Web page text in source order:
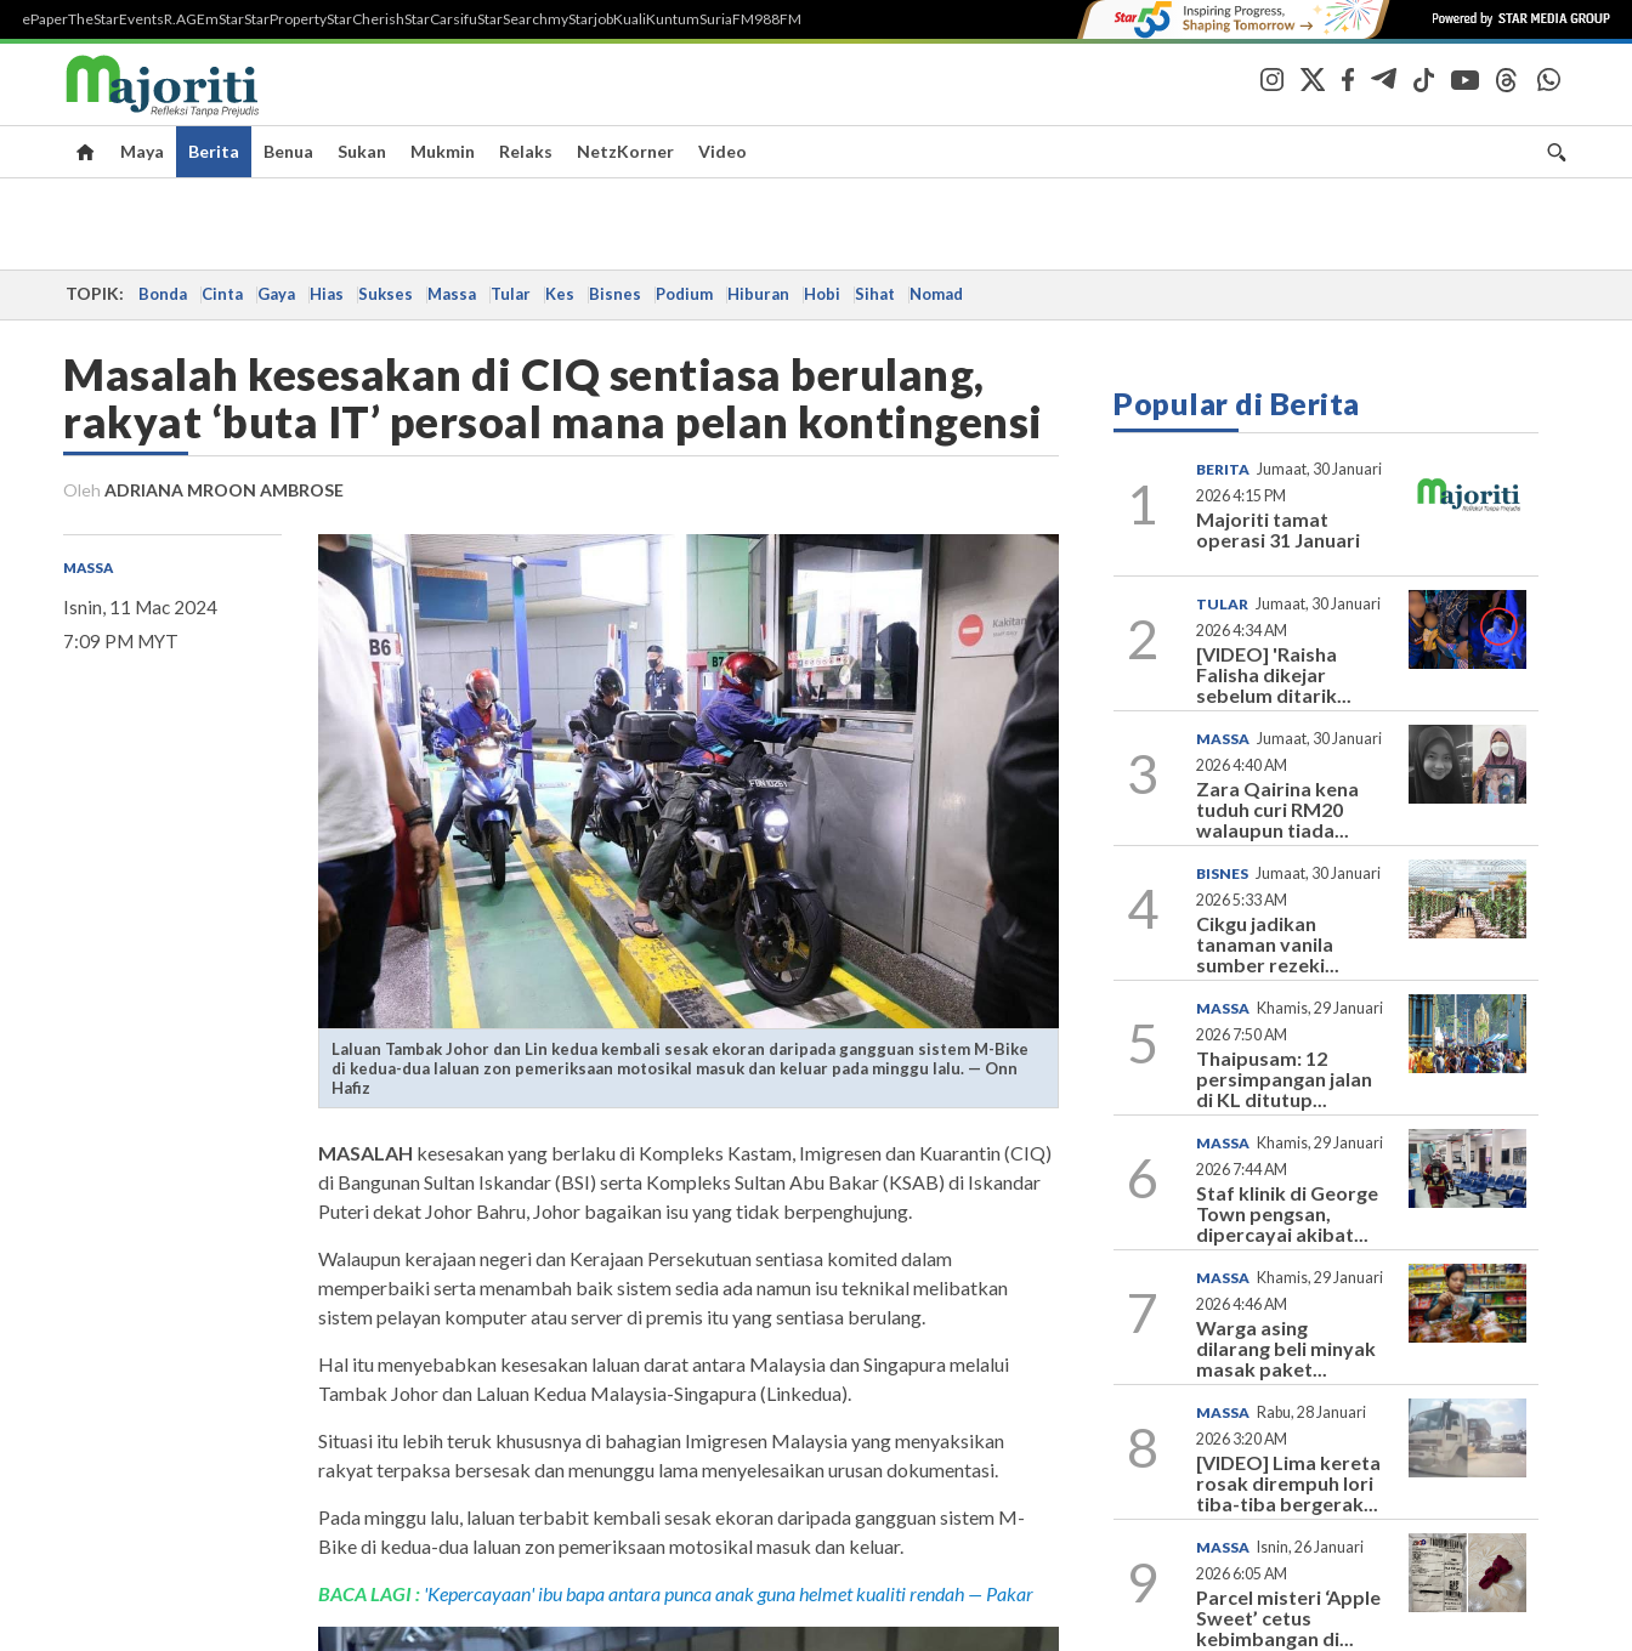
ePaperTheStarEventsR.AGEmStarStarPropertyStarCherishStarCarsifuStarSearchmyStarjobKualiKuntumSuriaFM988FM
Maya Berita Benua Sukan Mukmin Relaks NetzKorner Video
TOPIK: Bonda Cinta Gaya Hias Sukses Massa Tular Kes Bisnes Podium Hiburan Hobi Sihat Nomad
Masalah kesesakan di CIQ sentiasa berulang,
rakyat ‘buta IT’ persoal mana pelan kontingensi
Oleh ADRIANA MROON AMBROSE
MASSA
Isnin, 11 Mac 2024
7:09 PM MYT
Laluan Tambak Johor dan Lin kedua kembali sesak ekoran daripada gangguan sistem M-Bike
di kedua-dua laluan zon pemeriksaan motosikal masuk dan keluar pada minggu lalu. — Onn
Hafiz
MASALAH kesesakan yang berlaku di Kompleks Kastam, Imigresen dan Kuarantin (CIQ)
di Bangunan Sultan Iskandar (BSI) serta Kompleks Sultan Abu Bakar (KSAB) di Iskandar
Puteri dekat Johor Bahru, Johor bagaikan isu yang tidak berpenghujung.
Walaupun kerajaan negeri dan Kerajaan Persekutuan sentiasa komited dalam
memperbaiki serta menambah baik sistem sedia ada namun isu teknikal melibatkan
sistem pelayan komputer atau server di premis itu yang sentiasa berulang.
Hal itu menyebabkan kesesakan laluan darat antara Malaysia dan Singapura melalui
Tambak Johor dan Laluan Kedua Malaysia-Singapura (Linkedua).
Situasi itu lebih teruk khususnya di bahagian Imigresen Malaysia yang menyaksikan
rakyat terpaksa bersesak dan menunggu lama menyelesaikan urusan dokumentasi.
Pada minggu lalu, laluan terbabit kembali sesak ekoran daripada gangguan sistem M-
Bike di kedua-dua laluan zon pemeriksaan motosikal masuk dan keluar.
BACA LAGI : 'Kepercayaan' ibu bapa antara punca anak guna helmet kualiti rendah — Pakar
Popular di Berita
1
BERITA Jumaat, 30 Januari
2026 4:15 PM
Majoriti tamat
operasi 31 Januari
2
TULAR Jumaat, 30 Januari
2026 4:34 AM
[VIDEO] 'Raisha
Falisha dikejar
sebelum ditarik...
3
MASSA Jumaat, 30 Januari
2026 4:40 AM
Zara Qairina kena
tuduh curi RM20
walaupun tiada...
4
BISNES Jumaat, 30 Januari
2026 5:33 AM
Cikgu jadikan
tanaman vanila
sumber rezeki...
5
MASSA Khamis, 29 Januari
2026 7:50 AM
Thaipusam: 12
persimpangan jalan
di KL ditutup...
6
MASSA Khamis, 29 Januari
2026 7:44 AM
Staf klinik di George
Town pengsan,
dipercayai akibat...
7
MASSA Khamis, 29 Januari
2026 4:46 AM
Warga asing
dilarang beli minyak
masak paket...
8
MASSA Rabu, 28 Januari
2026 3:20 AM
[VIDEO] Lima kereta
rosak dirempuh lori
tiba-tiba bergerak...
9
MASSA
Isnin, 26 Januari
2026 6:05 AM
Parcel misteri ‘Apple
Sweet’ cetus
kebimbangan di...